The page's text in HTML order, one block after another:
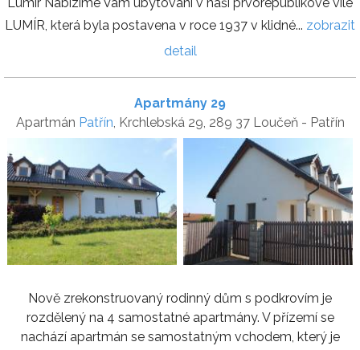
LUMÍR, která byla postavena v roce 1937 v klidné... zobrazit
detail
Apartmány 29
Apartmán Patřín , Krchlebská 29, 289 37 Loučeň - Patřín
Nově zrekonstruovaný rodinný dům s podkrovím je
rozdělený na 4 samostatné apartmány. V přízemí se
nachází apartmán se samostatným vchodem, který je